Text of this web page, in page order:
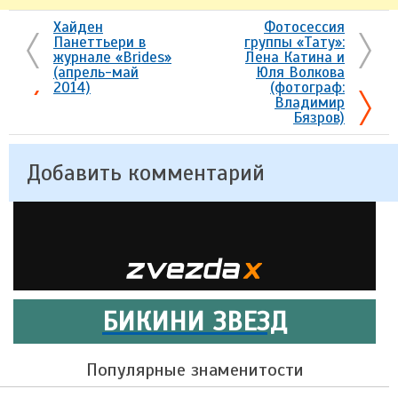
Хайден
Панеттьери в
журнале «Brides»
(апрель-май
2014)
Фотосессия
группы «Тату»:
Лена Катина и
Юля Волкова
(фотограф:
Владимир
Бязров)
Добавить комментарий
БИКИНИ ЗВЕЗД
Популярные знаменитости